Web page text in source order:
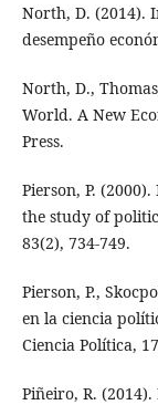
North, D. (2014).
desempeño
North, D.,
World. A New
Press.
Pierson, P.
the study of
83(2), 734-749.
Pierson, P.,
en la ciencia
Ciencia Política,
Piñeiro, R.